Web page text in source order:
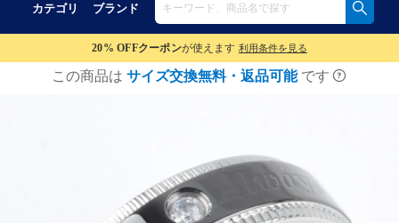
カテゴリ ブランド
20% OFFクーポンが使えます 利用条件を見る
この商品は サイズ交換無料・返品可能 です